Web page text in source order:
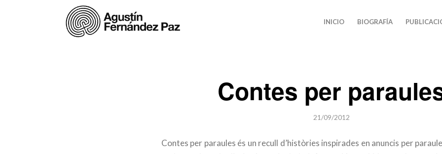
INICIO BIOGRAFÍA
Contes per
21/09/2012
Contes per paraules és un recull d’històries inspirades en anuncis per